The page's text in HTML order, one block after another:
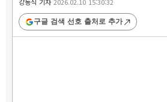
구글 검색 선호 출처로 추가